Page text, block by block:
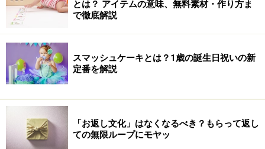
首が、しっかりとすわってくるようになります。これ
は、発達の目安として、大切なところです。首のすわり
とは？ アイテムの意味、無料素材・作り方ま
で徹底解説
スマッシュケーキとは？1歳の誕生日祝いの新
定番を解説
「お返し文化」はなくなるべき？もらって返し
ての無限ループにモヤッ